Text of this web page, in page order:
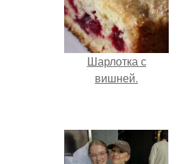
Шарлотка с
вишней.